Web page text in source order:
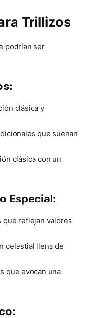
Trillizos
podrían ser
clásica y
que suenan
clásica con un
Especial:
que reflejan valores
celestial llena de
que evocan una